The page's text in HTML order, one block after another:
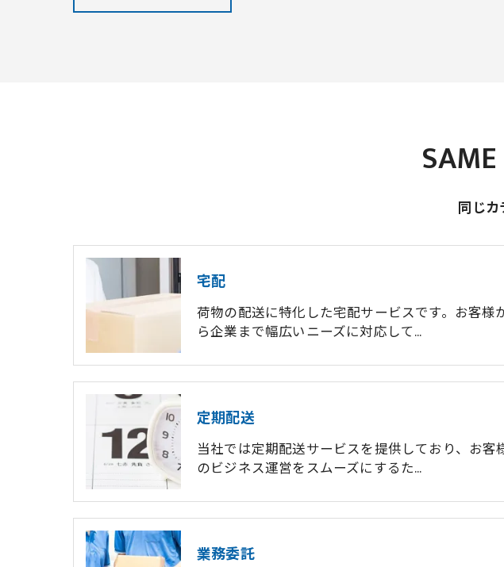
同じ
宅配
荷物の配送に特化した宅配サービスです。お客様
ら企業まで幅広いニーズに対応して…
定期配送
当社では定期配送サービスを提供しており、お客
のビジネス運営をスムーズにするた…
業務委託